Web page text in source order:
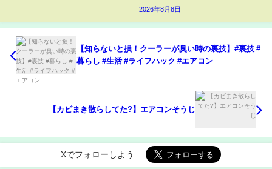
2026年8月8日
【知らないと損！クーラーが臭い時の裏技】#裏技 #
暮らし #生活 #ライフハック #エアコン
【カビまき散らしてた?】エアコンそうじ
Xでフォローしよう